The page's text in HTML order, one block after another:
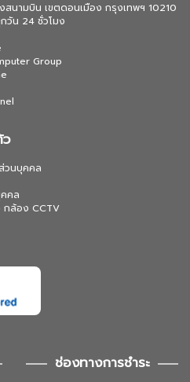
สนามบิน เขตดอนเมือง กรุงเทพฯ 10210
วัน 24 ชั่วโมง
Group
วนบุคคล
คล
กล้อง CCTV
ช่องทางการชำระ